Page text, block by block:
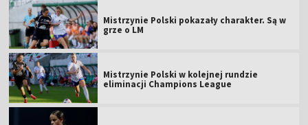
Mistrzynie Polski pokazały charakter. Są w
grze o LM
Mistrzynie Polski w kolejnej rundzie
eliminacji Champions League